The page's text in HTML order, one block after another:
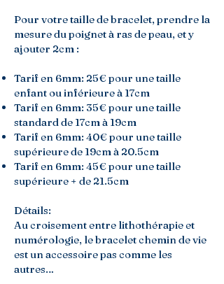
Pour votre taille de bracelet, prendre la
mesure du poignet à ras de peau, et y
ajouter 2cm :
Tarif en 6mm: 25€ pour une taille
enfant ou inférieure à 17cm
Tarif en 6mm: 35€ pour une taille
standard de 17cm à 19cm
Tarif en 6mm: 40€ pour une taille
supérieure de 19cm à 20.5cm
Tarif en 6mm: 45€ pour une taille
supérieure + de 21.5cm
Détails:
Au croisement entre lithothérapie et
numérologie, le bracelet chemin de vie
est un accessoire pas comme les
autres…